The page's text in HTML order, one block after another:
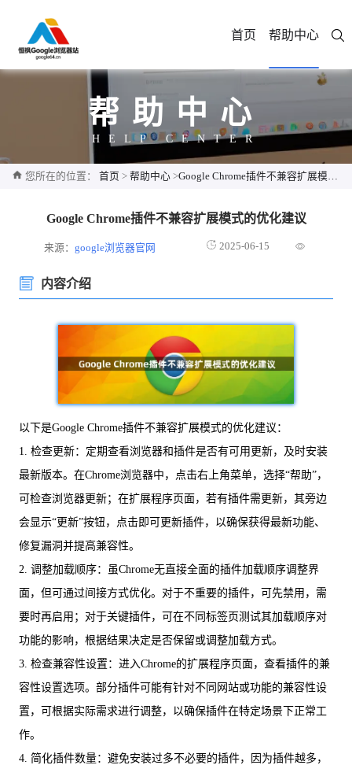
首页 帮助中心
帮助中心
HELP CENTER
您所在的位置： 首页 > 帮助中心 >Google Chrome插件不兼容扩展模式的优化建议
Google Chrome插件不兼容扩展模式的优化建议
来源：google浏览器官网 2025-06-15
内容介绍
以下是Google Chrome插件不兼容扩展模式的优化建议：
1. 检查更新：定期查看浏览器和插件是否有可用更新，及时安装
最新版本。在Chrome浏览器中，点击右上角菜单，选择“帮助”，
可检查浏览器更新；在扩展程序页面，若有插件需更新，其旁边
会显示“更新”按钮，点击即可更新插件，以确保获得最新功能、
修复漏洞并提高兼容性。
2. 调整加载顺序：虽Chrome无直接全面的插件加载顺序调整界
面，但可通过间接方式优化。对于不重要的插件，可先禁用，需
要时再启用；对于关键插件，可在不同标签页测试其加载顺序对
功能的影响，根据结果决定是否保留或调整加载方式。
3. 检查兼容性设置：进入Chrome的扩展程序页面，查看插件的兼
容性设置选项。部分插件可能有针对不同网站或功能的兼容性设
置，可根据实际需求进行调整，以确保插件在特定场景下正常工
作。
4. 简化插件数量：避免安装过多不必要的插件，因为插件越多，